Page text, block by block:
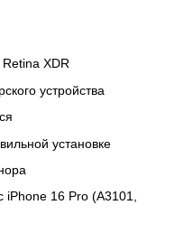
XDR
устройства
установке
iPhone 16 Pro (A3101,